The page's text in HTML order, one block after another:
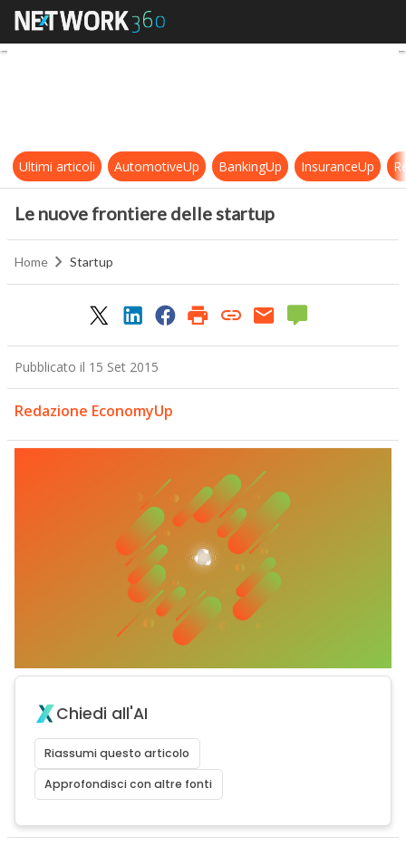
Le nuove frontiere delle startup
Ultimi articoli AutomotiveUp BankingUp InsuranceUp
Le nuove frontiere delle startup
Home Startup
Pubblicato il 15 Set 2015
Redazione EconomyUp
Chiedi all'AI
Riassumi questo articolo
Approfondisci con altre fonti